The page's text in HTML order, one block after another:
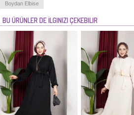
Boydan Elbise
BU ÜRÜNLER DE İLGINIZI ÇEKEBILIR